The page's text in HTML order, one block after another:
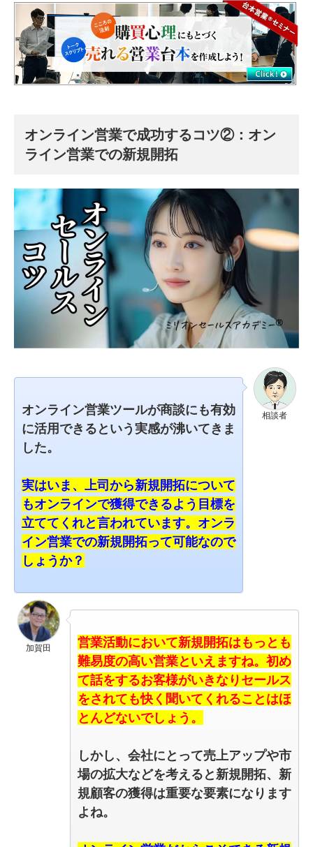
オンライン営業で成功するコツ②： オン
ライン営業での新規開拓
相談者
オンライン営業ツールが商談にも有効
に活用できるという実感が沸いてきま
した。
実はいま、上司から新規開拓について
もオンラインで獲得できるよう目標を
立ててくれと言われています。オンラ
イン営業での新規開拓って可能なので
しょうか？
加賀田
営業活動において新規開拓はもっとも
難易度の高い営業といえますね。 初め
て話をするお客様がいきなりセールス
をされても快く聞いてくれることはほ
とんどないでしょう。
しかし、 会社にとって売上アップや市
場の拡大などを考えると新規開拓、新
規顧客の獲得は重要な要素になります
よね。